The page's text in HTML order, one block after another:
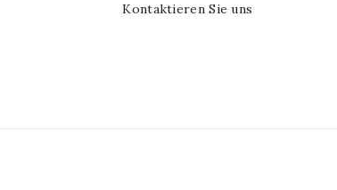
Kontaktieren Sie uns